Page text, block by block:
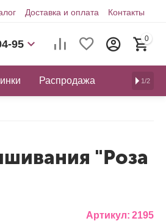
Доставка и оплата Контакты
95 0
Распродажа 1/2
"Роза
Артикул: 2195